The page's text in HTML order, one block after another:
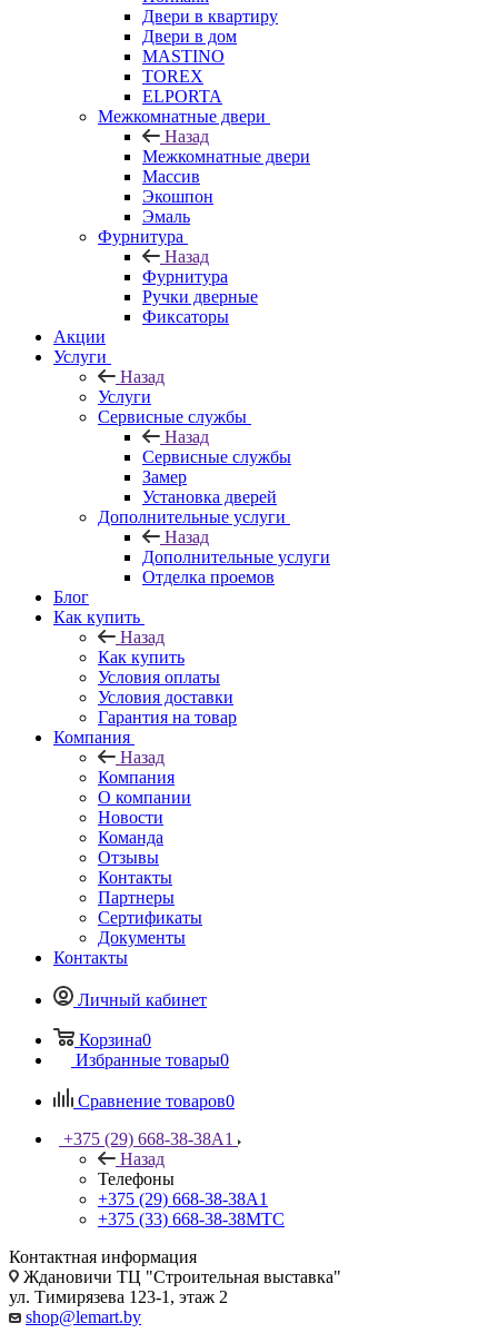
Двери в квартиру
Двери в дом
MASTINO
TOREX
ELPORTA
Межкомнатные двери
Назад
Межкомнатные двери
Массив
Экошпон
Эмаль
Фурнитура
Назад
Фурнитура
Ручки дверные
Фиксаторы
Акции
Услуги
Назад
Услуги
Сервисные службы
Назад
Сервисные службы
Замер
Установка дверей
Дополнительные услуги
Назад
Дополнительные услуги
Отделка проемов
Блог
Как купить
Назад
Как купить
Условия оплаты
Условия доставки
Гарантия на товар
Компания
Назад
Компания
О компании
Новости
Команда
Отзывы
Контакты
Партнеры
Сертификаты
Документы
Контакты
Личный кабинет
Корзина0
Избранные товары0
Сравнение товаров0
+375 (29) 668-38-38A1
Назад
Телефоны
+375 (29) 668-38-38A1
+375 (33) 668-38-38МТС
Контактная информация
Ждановичи ТЦ "Строительная выставка"
ул. Тимирязева 123-1, этаж 2
shop@lemart.by